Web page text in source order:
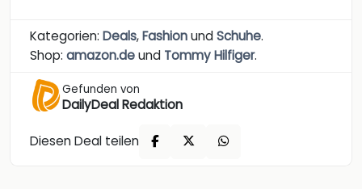
Kategorien: Deals,FashionundSchuhe.
Shop: amazon.deund Tommy Hilfiger.
Gefunden von
DailyDeal Redaktion
Diesen Deal teilen